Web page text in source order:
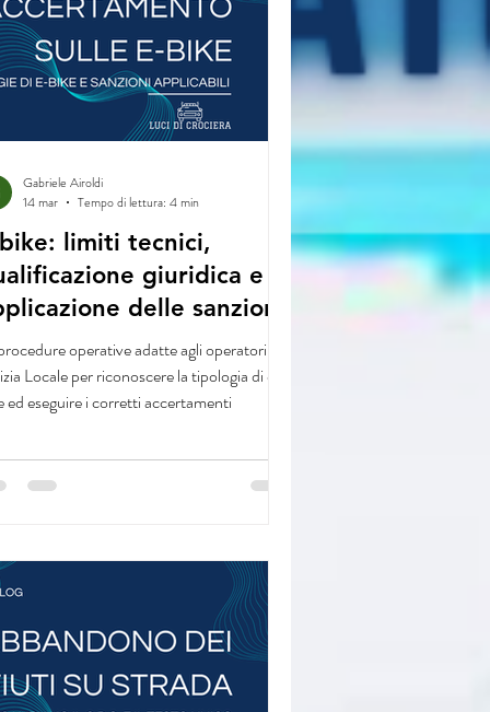
limiti tecnici,
giuridica e
delle sanzioni
operative adatte agli operatori di
Locale per riconoscere la tipologia di e-
ed eseguire i corretti accertamenti
Gabriele Airoldi
14 mar
Tempo di lettura: 4 min